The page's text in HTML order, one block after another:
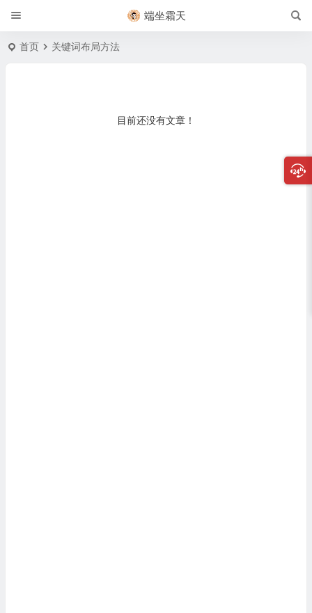
端坐霜天
首页 关键词布局方法
目前还没有文章！